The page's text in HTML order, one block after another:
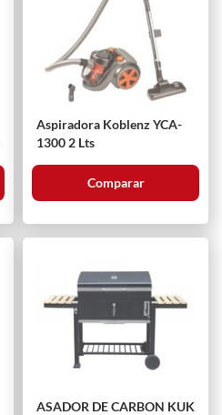
Aspiradora Koblenz YCA-
1300 2 Lts
Comparar
ASADOR DE CARBON KUK